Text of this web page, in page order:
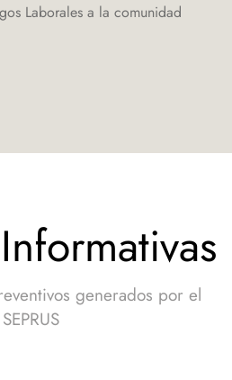
Laborales a la comunidad
generados por el
SEPRUS